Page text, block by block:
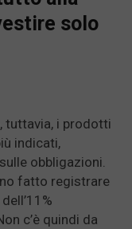
solo
tuttavia, i prodotti
indicati,
obbligazioni.
fatto registrare
c’è quindi da